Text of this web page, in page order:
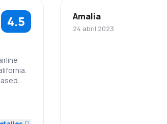
4.5
from
Amalia
24 abril 2023